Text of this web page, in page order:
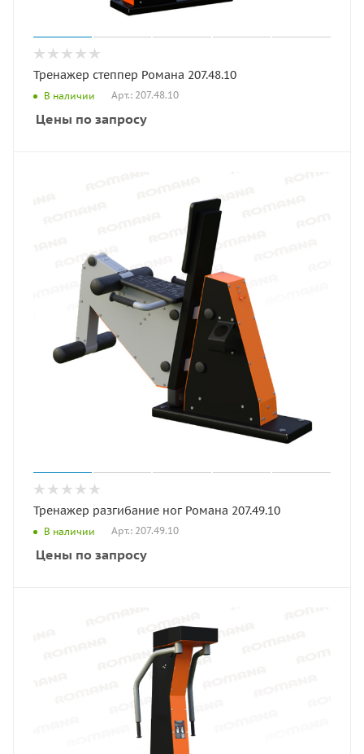
Тренажер степпер Романа 207.48.10
В наличии Арт.: 207.48.10
Цены по запросу
Тренажер разгибание ног Романа 207.49.10
В наличии Арт.: 207.49.10
Цены по запросу